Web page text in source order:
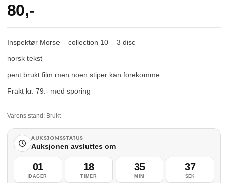
80,-
Inspektør Morse – collection 10 – 3 disc
norsk tekst
pent brukt film men noen stiper kan forekomme
Frakt kr. 79.- med sporing
Varens stand: Brukt
AUKSJONSSTATUS
Auksjonen avsluttes om
01
DAGER
18
TIMER
35
MIN
36
SEK